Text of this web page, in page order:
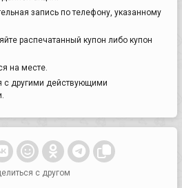
запись по телефону, указанному
распечатанный купон либо купон
на месте.
с другими действующими
с другом